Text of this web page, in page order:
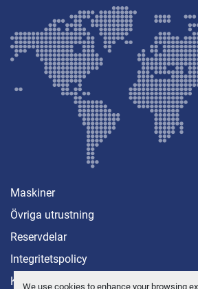
We use cookies to enhance your browsing
Maskiner
Övriga utrustning
Reservdelar
Integritetspolicy
Kontakt